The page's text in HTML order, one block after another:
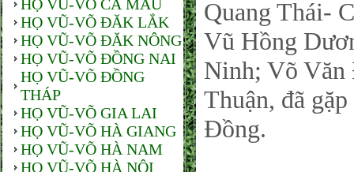
HỌ VŨ-VÕ CÀ MAU
HỌ VŨ-VÕ ĐĂK LẮK
HỌ VŨ-VÕ ĐĂK NÔNG
HỌ VŨ-VÕ ĐỒNG NAI
HỌ VŨ-VÕ ĐỒNG
THÁP
HỌ VŨ-VÕ GIA LAI
HỌ VŨ-VÕ HÀ GIANG
HỌ VŨ-VÕ HÀ NAM
HỌ VŨ-VÕ HÀ NỘI
Quang Thái-
Vũ Hồng
Ninh; Võ
Thuận, đã
Đồng.